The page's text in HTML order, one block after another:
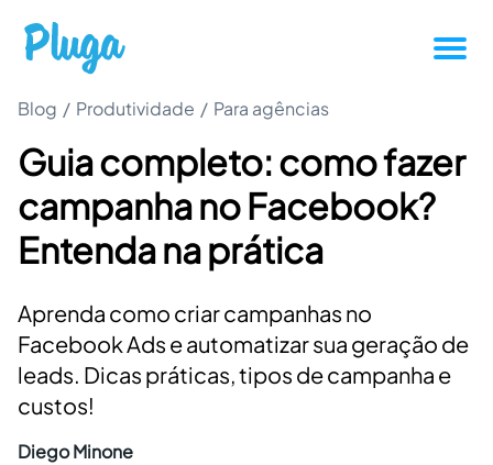
Tutoriais
Produtividade
Novidades da Pluga
Casos de sucesso
Outros
Blog / Produtividade / Para agências
Guia completo: como fazer
campanha no Facebook?
Entenda na prática
Aprenda como criar campanhas no
Facebook Ads e automatizar sua geração de
leads. Dicas práticas, tipos de campanha e
custos!
Diego Minone